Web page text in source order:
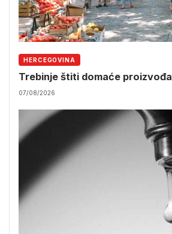
HERCEGOVINA
Trebinje štiti domaće
07/08/2026